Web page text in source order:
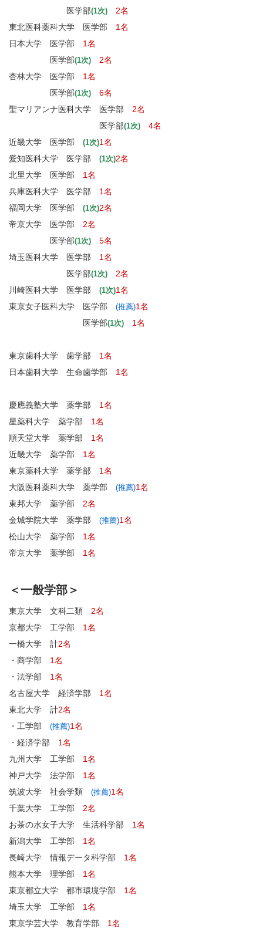
医学部(1次)
2名
東北医科薬科大学 医学部 1名
日本大学 医学部 1名
医学部(1次)
2名
杏林大学 医学部 1名
医学部(1次)
6名
聖マリアンナ医科大学 医学部 2名
医学部(1次)
4名
近畿大学 医学部 (1次)1名
愛知医科大学 医学部 (1次)2名
北里大学 医学部 1名
兵庫医科大学 医学部 1名
福岡大学 医学部 (1次)2名
帝京大学 医学部 2名
医学部(1次)
5名
埼玉医科大学 医学部 1名
医学部(1次)
2名
川崎医科大学 医学部 (1次)1名
東京女子医科大学 医学部 (推薦)1名
医学部(1次) 1名
東京歯科大学 歯学部 1名
日本歯科大学 生命歯学部 1名
慶應義塾大学 薬学部 1名
星薬科大学 薬学部 1名
順天堂大学 薬学部 1名
近畿大学 薬学部 1名
東京薬科大学 薬学部 1名
大阪医科薬科大学 薬学部 (推薦)1名
東邦大学 薬学部 2名
金城学院大学 薬学部 (推薦)1名
松山大学 薬学部 1名
帝京大学 薬学部 1名
＜一般学部＞
東京大学 文科二類 2名
京都大学 工学部 1名
一橋大学 計2名
・商学部 1名
・法学部 1名
名古屋大学 経済学部 1名
東北大学 計2名
・工学部 (推薦)1名
・経済学部 1名
九州大学 工学部 1名
神戸大学 法学部 1名
筑波大学 社会学類 (推薦)1名
千葉大学 工学部 2名
お茶の水女子大学 生活科学部 1名
新潟大学 工学部 1名
長崎大学 情報データ科学部 1名
熊本大学 理学部 1名
東京都立大学 都市環境学部 1名
埼玉大学 工学部 1名
東京学芸大学 教育学部 1名